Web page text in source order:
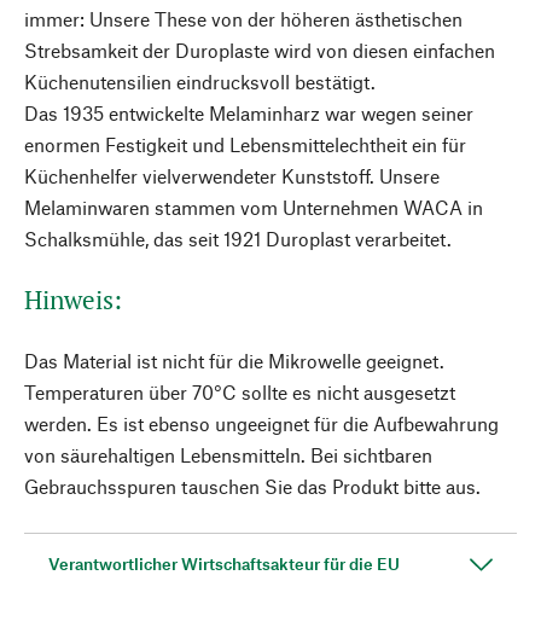
immer: Unsere These von der höheren ästhetischen
Strebsamkeit der Duroplaste wird von diesen einfachen
Küchenutensilien eindrucksvoll bestätigt.
Das 1935 entwickelte Melaminharz war wegen seiner
enormen Festigkeit und Lebensmittelechtheit ein für
Küchenhelfer vielverwendeter Kunststoff. Unsere
Melaminwaren stammen vom Unternehmen WACA in
Schalksmühle, das seit 1921 Duroplast verarbeitet.
Hinweis:
Das Material ist nicht für die Mikrowelle geeignet.
Temperaturen über 70°C sollte es nicht ausgesetzt
werden. Es ist ebenso ungeeignet für die Aufbewahrung
von säurehaltigen Lebensmitteln. Bei sichtbaren
Gebrauchsspuren tauschen Sie das Produkt bitte aus.
Verantwortlicher Wirtschaftsakteur für die EU